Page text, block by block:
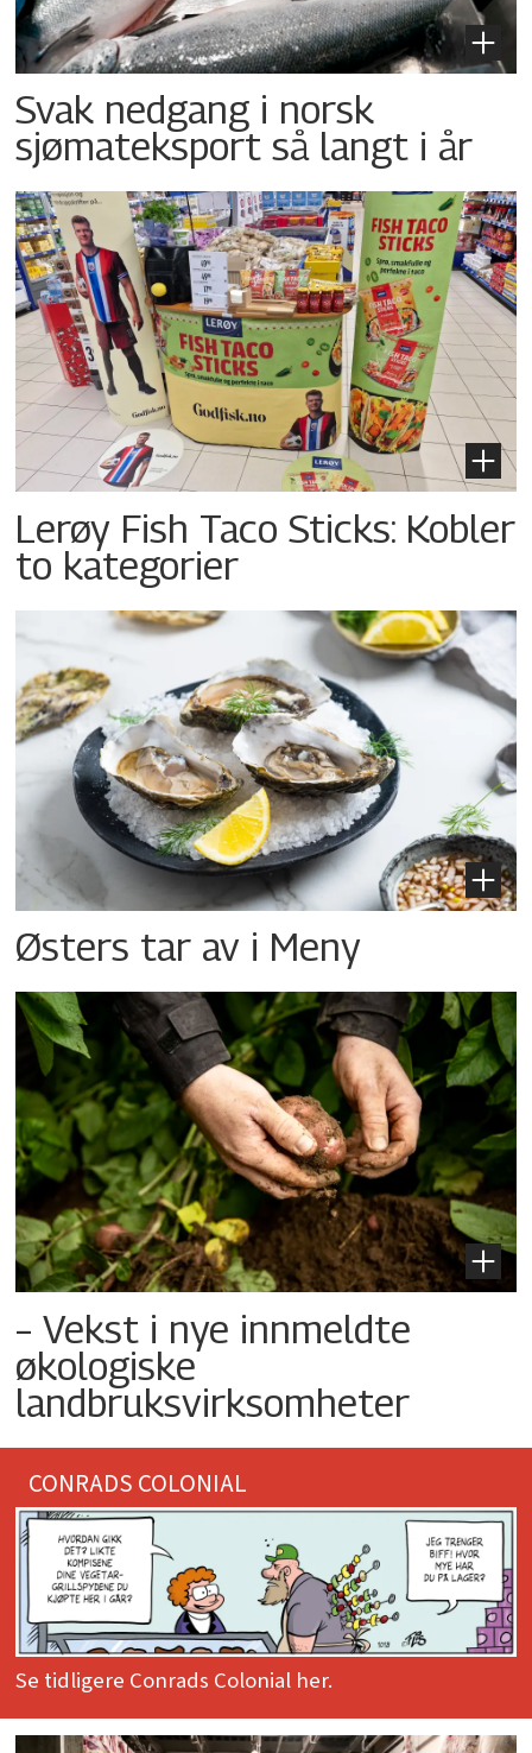
Svak nedgang i norsk
sjømateksport så langt i år
Lerøy Fish Taco Sticks: Kobler
to kategorier
Østers tar av i Meny
– Vekst i nye innmeldte
økologiske
landbruksvirksomheter
CONRADS COLONIAL
Se tidligere Conrads Colonial her.